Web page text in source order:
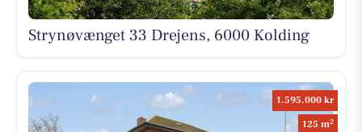
Strynøvænget 33 Drejens, 6000 Kolding
1.595.000 kr
125 m2